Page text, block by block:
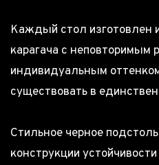
Каждый стол изготовлен
карагача с неповторимым
индивидуальным
существовать в
Стильное черное
конструкции